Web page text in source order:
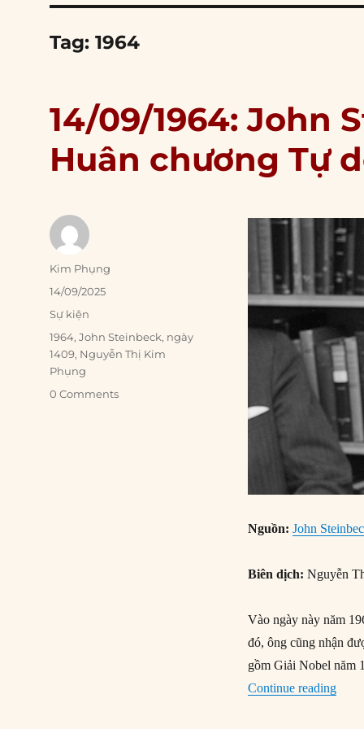
Tag:1964
14/09/1964: John
Huân chương Tự
Nguồn:John
Biên dịch: Nguyễn
Vào ngày này năm
đó, ông cũng nhận
gồm Giải Nobel năm
Continue reading“14/
Author
Kim Phụng
Posted
14/09/2025
Categories
Sự kiện
Tags
1964,John Steinbeck, ngày
1409, Nguyễn Thị Kim
Phụng
0 Comments